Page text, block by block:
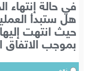
في حالة إنتهاء
هل ستبدأ
حيث انتهت
بموجب الاتفاق